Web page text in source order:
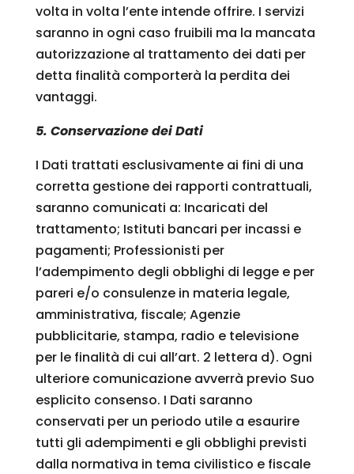
volta in volta l’ente intende offrire. I servizi
saranno in ogni caso fruibili ma la mancata
autorizzazione al trattamento dei dati per
detta finalità comporterà la perdita dei
vantaggi.
5. Conservazione dei Dati
I Dati trattati esclusivamente ai fini di una
corretta gestione dei rapporti contrattuali,
saranno comunicati a: Incaricati del
trattamento; Istituti bancari per incassi e
pagamenti; Professionisti per
l’adempimento degli obblighi di legge e per
pareri e/o consulenze in materia legale,
amministrativa, fiscale; Agenzie
pubblicitarie, stampa, radio e televisione
per le finalità di cui all’art. 2 lettera d). Ogni
ulteriore comunicazione avverrà previo Suo
esplicito consenso. I Dati saranno
conservati per un periodo utile a esaurire
tutti gli adempimenti e gli obblighi previsti
dalla normativa in tema civilistico e fiscale